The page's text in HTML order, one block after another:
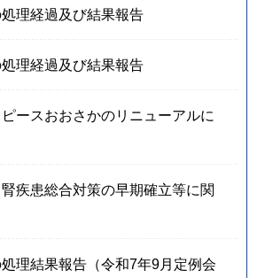
理経過及び結果報告
理経過及び結果報告
ースおおさかのリニューアルに
疾患総合対策の早期確立等に関
理結果報告（令和7年9月定例会